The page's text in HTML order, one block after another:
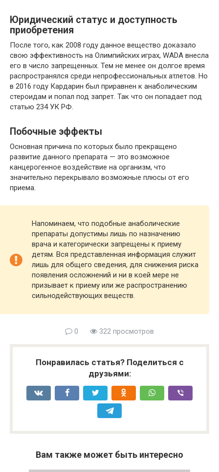
Юридический статус и доступность
приобретения
После того, как 2008 году данное вещество доказало
свою эффективность на Олимпийских играх, WADA внесла
его в число запрещенных. Тем не менее он долгое время
распространялся среди непрофессиональных атлетов. Но
в 2016 году Кардарин был приравнен к анаболическим
стероидам и попал под запрет. Так что он попадает под
статью 234 УК РФ.
Побочные эффекты
Основная причина по которых было прекращено
развитие данного препарата — это возможное
канцерогенное воздействие на организм, что
значительно перекрывало возможные плюсы от его
приема.
Напоминаем, что подобные анаболические
препараты допустимы лишь по назначению
врача и категорически запрещены к приему
детям. Вся представленная информация служит
лишь для общего сведения, для снижения риска
появления осложнений и ни в коей мере не
призывает к приему или же распространению
сильнодействующих веществ.
0 322 просмотров
Понравилась статья? Поделиться с
друзьями:
Вам также может быть интересно